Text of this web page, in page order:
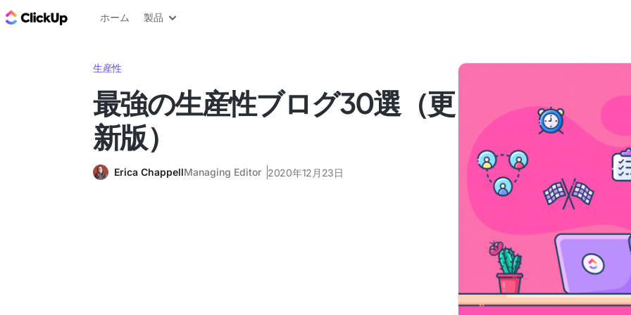
ClickUp ブログ
ホーム 製品
生産性
最強の生産性ブログ30選（更
新版）
Erica ChappellManaging Editor 2020年12月23日